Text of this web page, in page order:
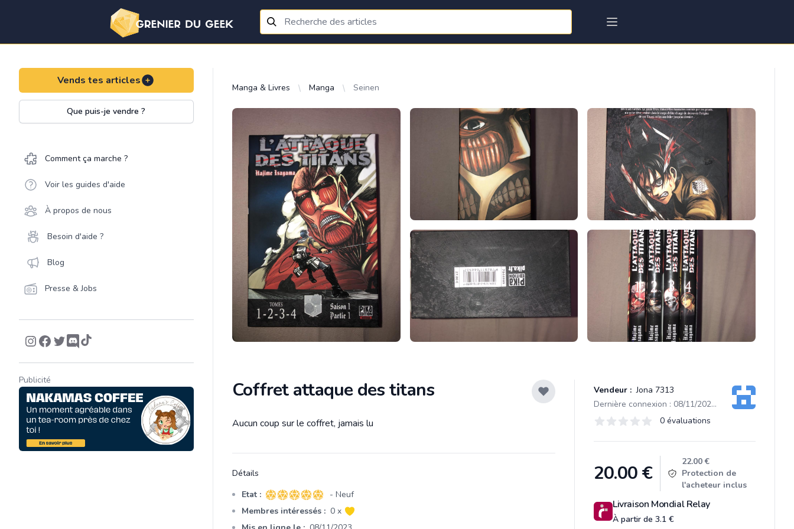
Vends tes articles
Que puis-je vendre ?
Comment ça marche ?
Voir les guides d'aide
À propos de nous
Besoin d'aide ?
Blog
Presse & Jobs
Publicité
Manga & Livres Manga Seinen
Coffret attaque des titans Vendeur : Jona 7313
Dernière connexion : 08/11/2023 17:53
Évaluations
0 sur 5 étoiles 0 évaluations
20.00€
22.00 €
Protection de
l'acheteur inclus
Livraison Mondial Relay
À partir de 3.1 €
Description
Aucun coup sur le coffret, jamais lu
Détails
Etat : 5 sur 5 étoiles
- Neuf
Membres intéressés : 0 x